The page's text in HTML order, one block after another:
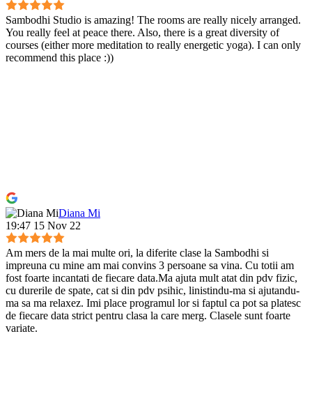
Sambodhi Studio is amazing! The rooms are really nicely arranged.
You really feel at peace there. Also, there is a great diversity of
courses (either more meditation to really energetic yoga). I can only
recommend this place :))
Diana Mi
19:47 15 Nov 22
Am mers de la mai multe ori, la diferite clase la Sambodhi si
impreuna cu mine am mai convins 3 persoane sa vina. Cu totii am
fost foarte incantati de fiecare data.Ma ajuta mult atat din pdv fizic,
cu durerile de spate, cat si din pdv psihic, linistindu-ma si ajutandu-
ma sa ma relaxez. Imi place programul lor si faptul ca pot sa platesc
de fiecare data strict pentru clasa la care merg. Clasele sunt foarte
variate.